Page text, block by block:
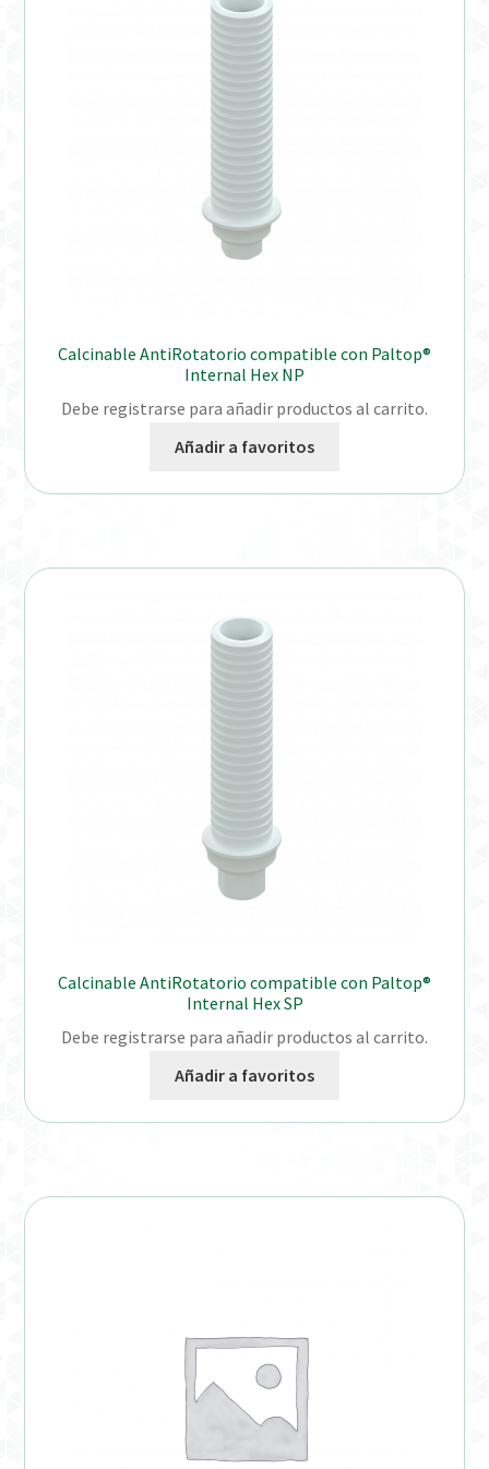
Instrucciones de uso (ESP)
Instructions for Use (ENG)
On-line Store
Productos Favoritos
Uso previsto
Calcinable AntiRotatorio compatible con Paltop®
Internal Hex NP
Debe registrarse para añadir productos al carrito.
Añadir a favoritos
Calcinable AntiRotatorio compatible con Paltop®
Internal Hex SP
Debe registrarse para añadir productos al carrito.
Añadir a favoritos